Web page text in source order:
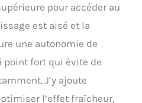
pour accéder au
est aisé et la
une autonomie de
point fort qui évite de
J’y ajoute
l’effet fraîcheur,